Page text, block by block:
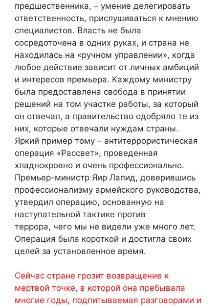
предшественника, – умение делегировать
ответственность, прислушиваться к мнению
специалистов. Власть не была
сосредоточена в одних руках, и страна не
находилась на «ручном управлении», когда
любое действие зависит от личных амбиций
и интересов премьера. Каждому министру
была предоставлена свобода в принятии
решений на том участке работы, за который
он отвечал, а правительство одобряло те из
них, которые отвечали нуждам страны.
Яркий пример тому – антитеррористическая
операция «Рассвет», проведенная
хладнокровно и очень профессионально.
Премьер-министр Яир Лапид, доверившись
профессионализму армейского руководства,
утвердил операцию, основанную на
наступательной тактике против
террора, чего мы не видели уже много лет.
Операция была короткой и достигла своих
целей за установленное время.
Сейчас стране грозит возвращение к
мертвой точке, в которой она пребывала
многие годы, подпитываемая разговорами и